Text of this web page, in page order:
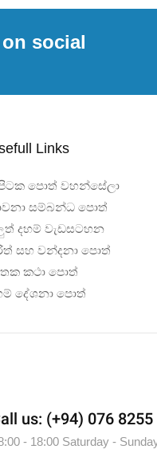
social
Links
පොත් වහන්සේලා
සම්බන්ධ පොත්
දහම් වැඩසටහන
සහ වන්දනා පොත්
කථා පොත්
දේශනා පොත්
us: (+94) 076
- 18:00 Saturday -